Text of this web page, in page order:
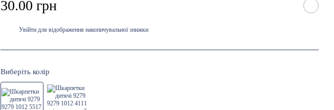
30.00 грн
Увійти для відображення накопичувальної знижки
Виберіть колір